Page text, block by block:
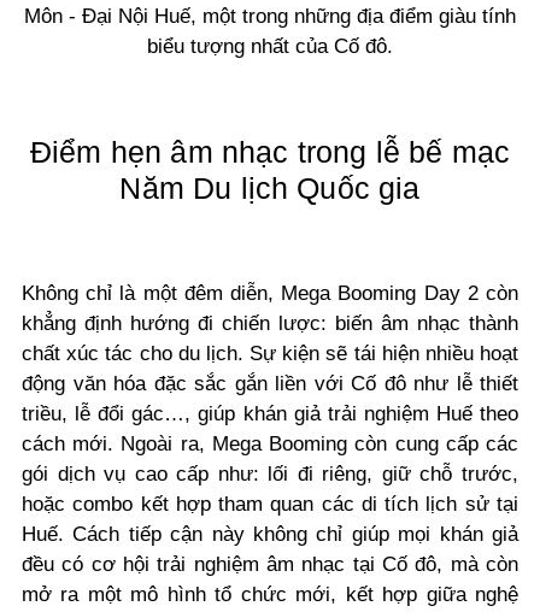
Môn - Đại Nội Huế, một trong những địa điểm giàu tính
biểu tượng nhất của Cố đô.
Điểm hẹn âm nhạc trong lễ bế mạc
Năm Du lịch Quốc gia
Không chỉ là một đêm diễn, Mega Booming Day 2 còn
khẳng định hướng đi chiến lược: biến âm nhạc thành
chất xúc tác cho du lịch. Sự kiện sẽ tái hiện nhiều hoạt
động văn hóa đặc sắc gắn liền với Cố đô như lễ thiết
triều, lễ đổi gác…, giúp khán giả trải nghiệm Huế theo
cách mới. Ngoài ra, Mega Booming còn cung cấp các
gói dịch vụ cao cấp như: lối đi riêng, giữ chỗ trước,
hoặc combo kết hợp tham quan các di tích lịch sử tại
Huế. Cách tiếp cận này không chỉ giúp mọi khán giả
đều có cơ hội trải nghiệm âm nhạc tại Cố đô, mà còn
mở ra một mô hình tổ chức mới, kết hợp giữa nghệ